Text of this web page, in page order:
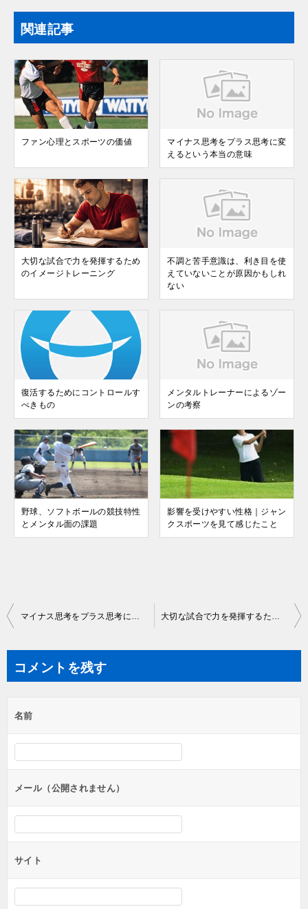
関連記事
ファン心理とスポーツの価値
マイナス思考をプラス思考に変
えるという本当の意味
大切な試合で力を発揮するため
のイメージトレーニング
不調と苦手意識は、利き目を使
えていないことが原因かもしれ
ない
復活するためにコントロールす
べきもの
メンタルトレーナーによるゾー
ンの考察
野球、ソフトボールの競技特性
とメンタル面の課題
影響を受けやすい性格｜ジャン
クスポーツを見て感じたこと
投
ー
シ
ョ
ン
コメントを残す
名前
メール（公開されません）
サイト